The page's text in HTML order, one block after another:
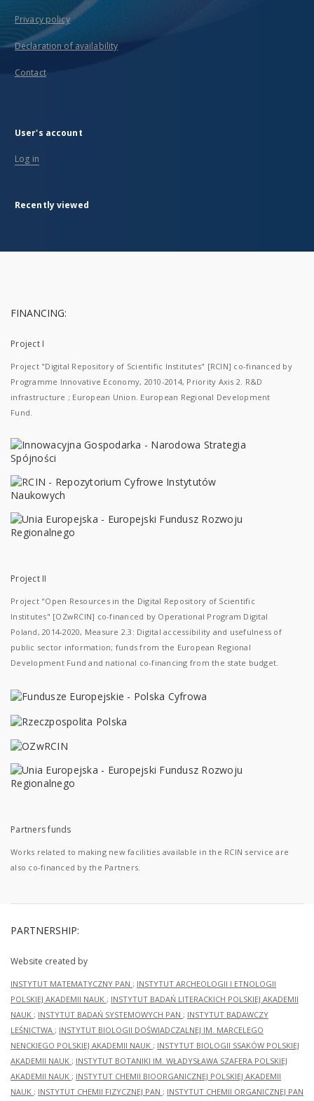
Privacy policy
Declaration of availability
Contact
User's account
Log in
Recently viewed
FINANCING:
Project I
Project "Digital Repository of Scientific Institutes" [RCIN] co-financed by
Programme Innovative Economy, 2010-2014, Priority Axis 2. R&D
infrastructure ; European Union. European Regional Development
Fund.
Project II
Project "Open Resources in the Digital Repository of Scientific
Institutes" [OZwRCIN] co-financed by Operational Program Digital
Poland, 2014-2020, Measure 2.3: Digital accessibility and usefulness of
public sector information; funds from the European Regional
Development Fund and national co-financing from the state budget.
Partners funds
Works related to making new facilities available in the RCIN service are
also co-financed by the Partners.
PARTNERSHIP:
Website created by
INSTYTUT MATEMATYCZNY PAN ; INSTYTUT ARCHEOLOGII I ETNOLOGII
POLSKIEJ AKADEMII NAUK ; INSTYTUT BADAŃ LITERACKICH POLSKIEJ AKADEMII
NAUK ; INSTYTUT BADAŃ SYSTEMOWYCH PAN ; INSTYTUT BADAWCZY
LEŚNICTWA ; INSTYTUT BIOLOGII DOŚWIADCZALNEJ IM. MARCELEGO
NENCKIEGO POLSKIEJ AKADEMII NAUK ; INSTYTUT BIOLOGII SSAKÓW POLSKIEJ
AKADEMII NAUK ; INSTYTUT BOTANIKI IM. WŁADYSŁAWA SZAFERA POLSKIEJ
AKADEMII NAUK ; INSTYTUT CHEMII BIOORGANICZNEJ POLSKIEJ AKADEMII
NAUK ; INSTYTUT CHEMII FIZYCZNEJ PAN ; INSTYTUT CHEMII ORGANICZNEJ PAN